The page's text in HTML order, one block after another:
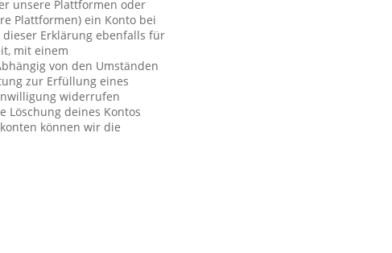
unsere Plattformen oder
Plattformen) ein Konto bei
Erklärung ebenfalls für
mit einem
von den Umständen
zur Erfüllung eines
widerrufen
Löschung deines Kontos
können wir die